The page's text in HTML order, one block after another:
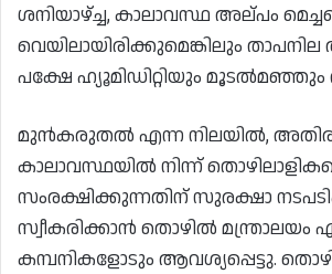
ശനിയാഴ്ച്ച, കാലാവസ്ഥ അല്പം
വെയിലായിരിക്കുമെങ്കിലും
പക്ഷേ ഹ്യൂമിഡിറ്റിയും
മുൻകരുതൽ എന്ന നിലയിൽ,
കാലാവസ്ഥയിൽ നിന്ന്
സംരക്ഷിക്കുന്നതിന് സുരക്ഷാ
സ്വീകരിക്കാൻ തൊഴിൽ മന്ത്രാലയം
കമ്പനികളോടും ആവശ്യപ്പെട്ടു.